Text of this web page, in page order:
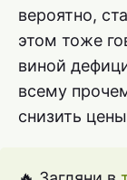
вероятно,
этом тоже
виной
всему
снизить